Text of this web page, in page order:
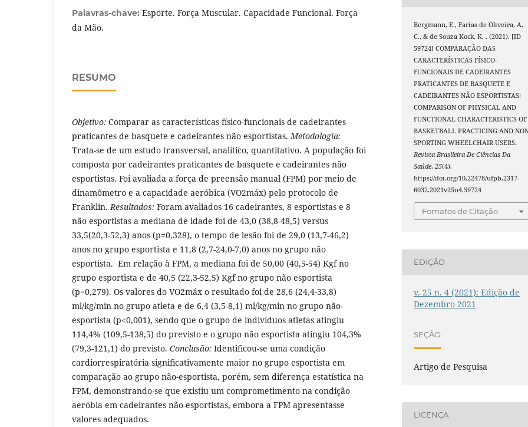
Palavras-chave: Esporte. Força Muscular. Capacidade Funcional. Força
da Mão.
RESUMO
Objetivo: Comparar as características físico-funcionais de cadeirantes
praticantes de basquete e cadeirantes não esportistas.Metodologia:
Trata-se de um estudo transversal, analítico, quantitativo. A população foi
composta por cadeirantes praticantes de basquete e cadeirantes não
esportistas. Foi avaliada a força de preensão manual (FPM) por meio de
dinamômetro e a capacidade aeróbica (VO2máx) pelo protocolo de
Franklin.Resultados: Foram avaliados 16 cadeirantes, 8 esportistas e 8
não esportistas a mediana de idade foi de 43,0 (38,8-48,5) versus
33,5(20,3-52,3) anos (p=0,328), o tempo de lesão foi de 29,0 (13,7-46,2)
anos no grupo esportista e 11,8 (2,7-24,0-7,0) anos no grupo não
esportista. Em relação à FPM, a mediana foi de 50,00 (40,5-54) Kgf no
grupo esportista e de 40,5 (22,3-52,5) Kgf no grupo não esportista
(p=0,279). Os valores do VO2máx o resultado foi de 28,6 (24,4-33,8)
ml/kg/min no grupo atleta e de 6,4 (3,5-8,1) ml/kg/min no grupo não-
esportista (p<0,001), sendo que o grupo de indivíduos atletas atingiu
114,4% (109,5-138,5) do previsto e o grupo não esportista atingiu 104,3%
(79,3-121,1) do previsto. Conclusão: Identificou-se uma condição
cardiorrespiratória significativamente maior no grupo esportista em
comparação ao grupo não-esportista, porém, sem diferença estatística na
FPM, demonstrando-se que existiu um comprometimento na condição
aeróbia em cadeirantes não-esportistas, embora a FPM apresentasse
valores adequados.
Bergmann, E., Farias de Oliveira, A.
C., & de Souza Kock, K. . (2021). [ID
59724] COMPARAÇÃO DAS
CARACTERÍSTICAS FÍSICO-
FUNCIONAIS DE CADEIRANTES
PRATICANTES DE BASQUETE E
CADEIRANTES NÃO ESPORTISTAS:
COMPARISON OF PHYSICAL AND
FUNCTIONAL CHARACTERISTICS OF
BASKETBALL PRACTICING AND
SPORTING WHEELCHAIR USERS.
Revista Brasileira De Ciências Da
Saúde,25(4).
https://doi.org/10.22478/ufpb.2317-
6032.2021v25n4.59724
Fomatos de Citação
EDIÇÃO
v. 25 n. 4 (2021): Edição de
Dezembro 2021
SEÇÃO
Artigo de Pesquisa
LICENÇA